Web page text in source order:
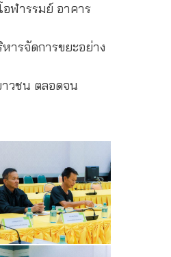
อฬารรมย์ อาคาร
ารจัดการขยะอย่าง
วชน ตลอดจน